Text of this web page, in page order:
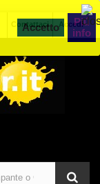
Accedi
Contattaci
Piú
info